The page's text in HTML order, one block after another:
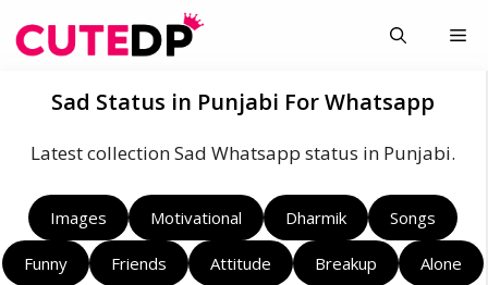
to
Sad Status in Punjabi For Whatsapp
Latest collection Sad Whatsapp status in Punjabi.
Images Motivational Dharmik Songs
Funny Friends Attitude Breakup Alone